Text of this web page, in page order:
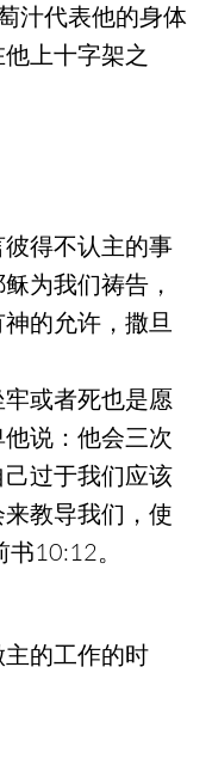
汁代表他的身体
上十字架之
得不认主的事
为我们祷告，
的允许，撒旦
或者死也是愿
说：他会三次
过于我们应该
教导我们，使
10:12。
的工作的时